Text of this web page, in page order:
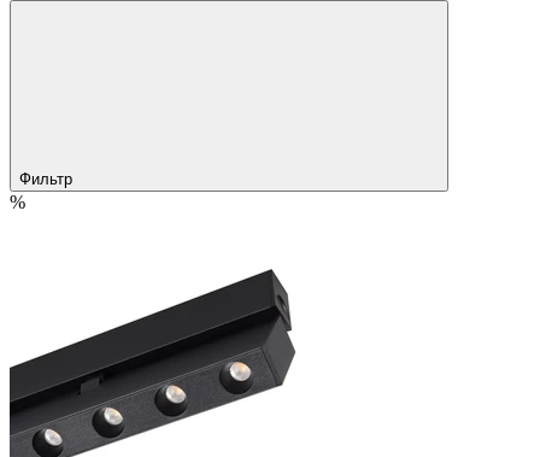
Фильтр
%